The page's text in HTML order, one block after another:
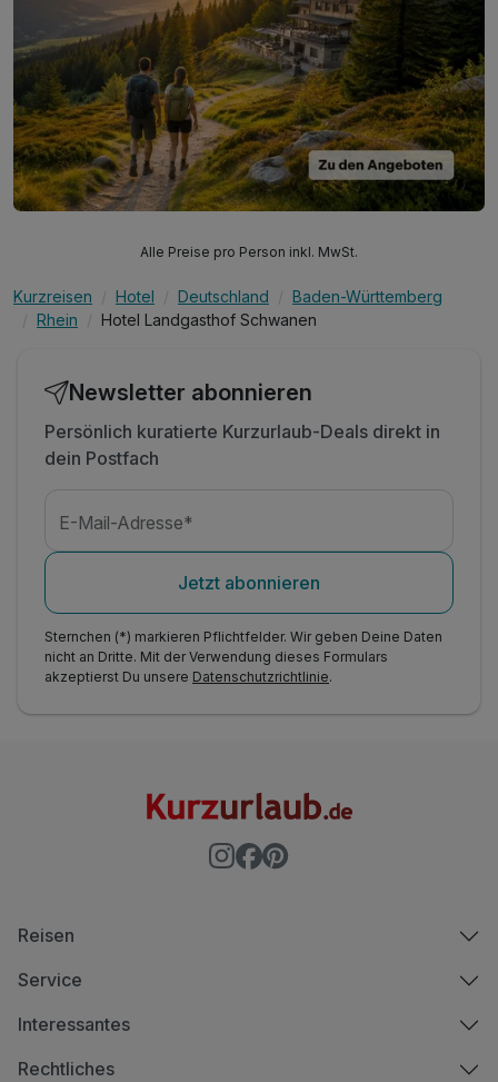
Alle Preise pro Person inkl. MwSt.
Kurzreisen Hotel Deutschland
Baden-Württemberg
Rhein
Hotel Landgasthof Schwanen
Newsletter abonnieren
Persönlich kuratierte Kurzurlaub-Deals direkt in
dein Postfach
E-Mail-Adresse*
Jetzt abonnieren
Sternchen (*) markieren Pflichtfelder. Wir geben Deine Daten
nicht an Dritte. Mit der Verwendung dieses Formulars
akzeptierst Du unsere Datenschutzrichtlinie.
Reisen
Service
Interessantes
Rechtliches